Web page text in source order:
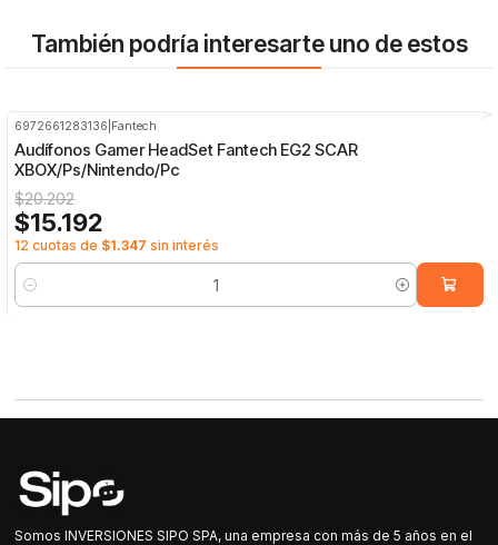
También podría interesarte uno de estos
6972661283136 Fantech
Audífonos Gamer HeadSet Fantech EG2 SCAR
XBOX/Ps/Nintendo/Pc
$20.202
$15.192
12 cuotas de $1.347 sin interés
Cantidad
Somos INVERSIONES SIPO SPA, una empresa con más de 5 años en el